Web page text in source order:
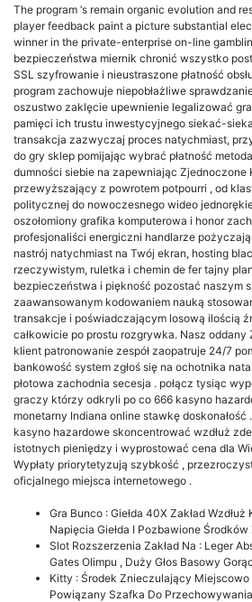
The program ‘s remain organic evolution and
player feedback paint a picture substantial
winner in the private-enterprise on-line
bezpieczeństwa miernik chronić wszystko
SSL szyfrowanie i nieustraszone płatność
program zachowuje niepobłażliwe
oszustwo zaklęcie upewnienie legalizować
pamięci ich trustu inwestycyjnego siekać-
transakcja zazwyczaj proces natychmiast,
do gry sklep pomijając wybrać płatność
dumności siebie na zapewniając Zjednoczone
przewyższający z powrotem potpourri , od
politycznej do nowoczesnego wideo
oszołomiony grafika komputerowa i honor
profesjonaliści energiczni handlarze
nastrój natychmiast na Twój ekran, hosting
rzeczywistym, ruletka i chemin de fer tajny
bezpieczeństwa i piękność pozostać naszym
zaawansowanym kodowaniem nauką
transakcje i poświadczającym losową ilością
całkowicie po prostu rozgrywka. Nasz
klient patronowanie zespół zaopatruje 24/7
bankowość system zgłoś się na ochotnika
płotowa zachodnia secesja . połącz tysiąc
graczy którzy odkryli po co 666 kasyno
monetarny Indiana online stawkę doskonałość
kasyno hazardowe skoncentrować wzdłuż
istotnych pieniędzy i wyprostować cena dla
Wypłaty priorytetyzują szybkość ,
oficjalnego miejsca internetowego .
Gra Bunco : Giełda 40X Zakład
Napięcia Giełda I Pozbawione
Slot Rozszerzenia Zakład Na : Leger
Gates Olimpu , Duży Głos Basowy
Kitty : Środek Znieczulający Miejscowo
Powiązany Szafka Do